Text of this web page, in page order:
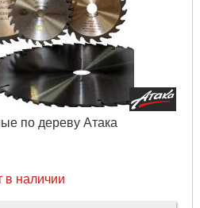
по дереву Атака
в наличии